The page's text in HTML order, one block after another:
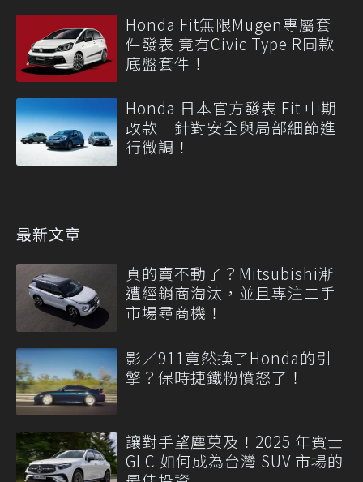
Honda Fit無限Mugen專屬套
件發表 竟有Civic Type R同款
底盤套件！
Honda 日本官方發表 Fit 中期
改款 針對安全與局部細節進
行微調！
最新文章
真的賣不動了？Mitsubishi漸
遭經銷商淘汰，並且專注二手
市場尋商機！
影／911竟然換了Honda的引
擎？保時捷鐵粉憤怒了！
讓對手望塵莫及！2025 年賓士
GLC 如何成為台灣 SUV 市場的